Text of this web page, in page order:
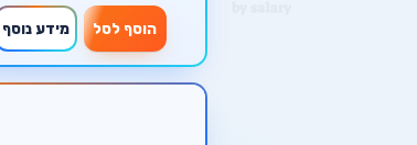
הוסף לסל מידע נוסף